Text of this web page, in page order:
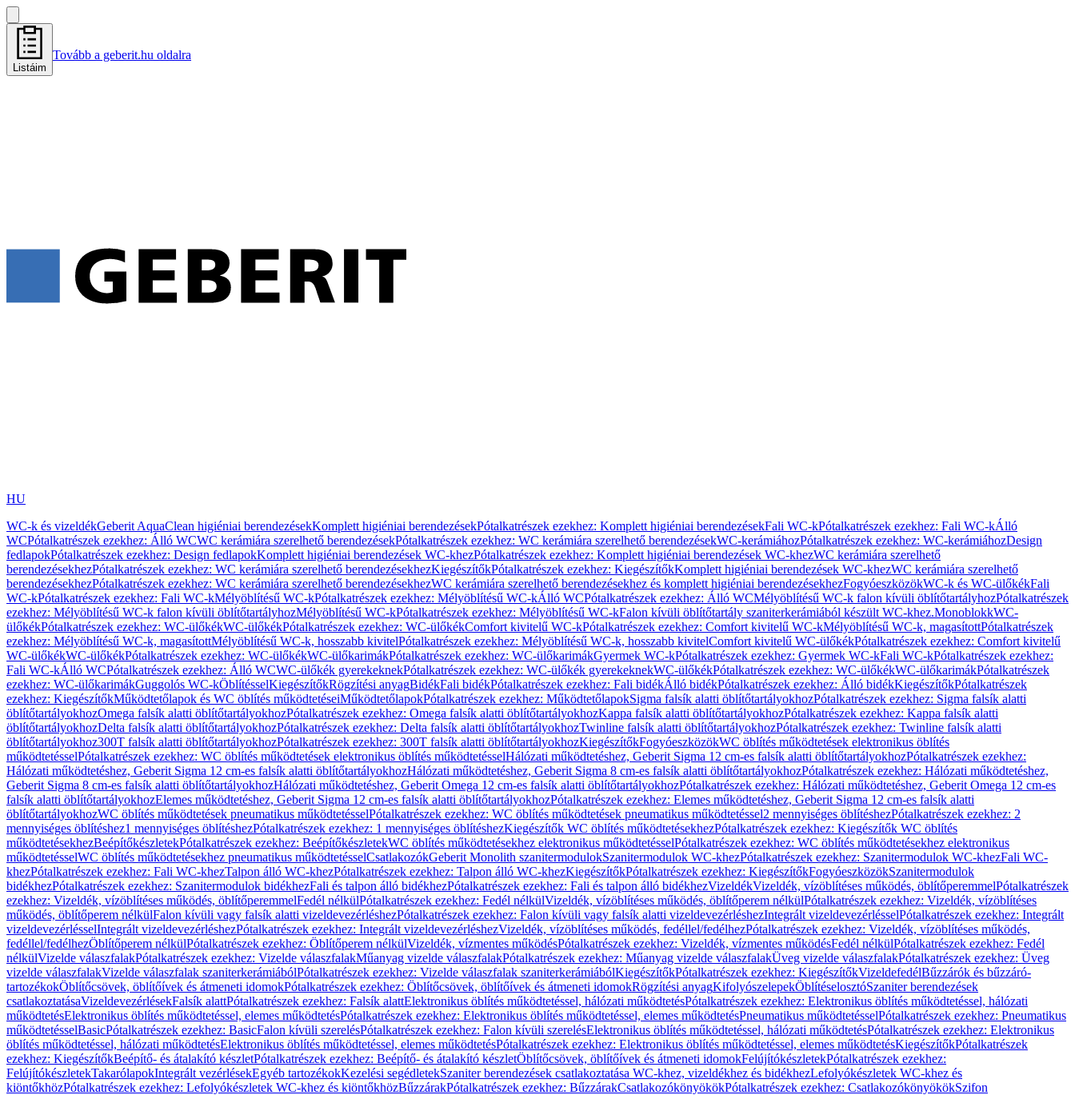
Listáim
Tovább a geberit.hu oldalra
HU
WC-k és vizeldékGeberit AquaClean higiéniai berendezésekKomplett higiéniai berendezésekPótalkatrészek ezekhez: Komplett higiéniai berendezésekFali WC-kPótalkatrészek ezekhez: Fali WC-kÁlló
WCPótalkatrészek ezekhez: Álló WCWC kerámiára szerelhető berendezésekPótalkatrészek ezekhez: WC kerámiára szerelhető berendezésekWC-kerámiáhozPótalkatrészek ezekhez: WC-kerámiáhozDesign
fedlapokPótalkatrészek ezekhez: Design fedlapokKomplett higiéniai berendezések WC-khezPótalkatrészek ezekhez: Komplett higiéniai berendezések WC-khezWC kerámiára szerelhető
berendezésekhezPótalkatrészek ezekhez: WC kerámiára szerelhető berendezésekhezKiegészítőkPótalkatrészek ezekhez: KiegészítőkKomplett higiéniai berendezések WC-khezWC kerámiára szerelhető
berendezésekhezPótalkatrészek ezekhez: WC kerámiára szerelhető berendezésekhezWC kerámiára szerelhető berendezésekhez és komplett higiéniai berendezésekhezFogyóeszközökWC-k és WC-ülőkékFali
WC-kPótalkatrészek ezekhez: Fali WC-kMélyöblítésű WC-kPótalkatrészek ezekhez: Mélyöblítésű WC-kÁlló WCPótalkatrészek ezekhez: Álló WCMélyöblítésű WC-k falon kívüli öblítőtartályhozPótalkatrészek
ezekhez: Mélyöblítésű WC-k falon kívüli öblítőtartályhozMélyöblítésű WC-kPótalkatrészek ezekhez: Mélyöblítésű WC-kFalon kívüli öblítőtartály szaniterkerámiából készült WC-khez.MonoblokkWC-
ülőkékPótalkatrészek ezekhez: WC-ülőkékWC-ülőkékPótalkatrészek ezekhez: WC-ülőkékComfort kivitelű WC-kPótalkatrészek ezekhez: Comfort kivitelű WC-kMélyöblítésű WC-k, magasítottPótalkatrészek
ezekhez: Mélyöblítésű WC-k, magasítottMélyöblítésű WC-k, hosszabb kivitelPótalkatrészek ezekhez: Mélyöblítésű WC-k, hosszabb kivitelComfort kivitelű WC-ülőkékPótalkatrészek ezekhez: Comfort kivitelű
WC-ülőkékWC-ülőkékPótalkatrészek ezekhez: WC-ülőkékWC-ülőkarimákPótalkatrészek ezekhez: WC-ülőkarimákGyermek WC-kPótalkatrészek ezekhez: Gyermek WC-kFali WC-kPótalkatrészek ezekhez:
Fali WC-kÁlló WCPótalkatrészek ezekhez: Álló WCWC-ülőkék gyerekeknekPótalkatrészek ezekhez: WC-ülőkék gyerekeknekWC-ülőkékPótalkatrészek ezekhez: WC-ülőkékWC-ülőkarimákPótalkatrészek
ezekhez: WC-ülőkarimákGuggolós WC-kÖblítésselKiegészítőkRögzítési anyagBidékFali bidékPótalkatrészek ezekhez: Fali bidékÁlló bidékPótalkatrészek ezekhez: Álló bidékKiegészítőkPótalkatrészek
ezekhez: KiegészítőkMűködtetőlapok és WC öblítés működtetéseiMűködtetőlapokPótalkatrészek ezekhez: MűködtetőlapokSigma falsík alatti öblítőtartályokhozPótalkatrészek ezekhez: Sigma falsík alatti
öblítőtartályokhozOmega falsík alatti öblítőtartályokhozPótalkatrészek ezekhez: Omega falsík alatti öblítőtartályokhozKappa falsík alatti öblítőtartályokhozPótalkatrészek ezekhez: Kappa falsík alatti
öblítőtartályokhozDelta falsík alatti öblítőtartályokhozPótalkatrészek ezekhez: Delta falsík alatti öblítőtartályokhozTwinline falsík alatti öblítőtartályokhozPótalkatrészek ezekhez: Twinline falsík alatti
öblítőtartályokhoz300T falsík alatti öblítőtartályokhozPótalkatrészek ezekhez: 300T falsík alatti öblítőtartályokhozKiegészítőkFogyóeszközökWC öblítés működtetések elektronikus öblítés
működtetésselPótalkatrészek ezekhez: WC öblítés működtetések elektronikus öblítés működtetésselHálózati működtetéshez, Geberit Sigma 12 cm-es falsík alatti öblítőtartályokhozPótalkatrészek ezekhez:
Hálózati működtetéshez, Geberit Sigma 12 cm-es falsík alatti öblítőtartályokhozHálózati működtetéshez, Geberit Sigma 8 cm-es falsík alatti öblítőtartályokhozPótalkatrészek ezekhez: Hálózati működtetéshez,
Geberit Sigma 8 cm-es falsík alatti öblítőtartályokhozHálózati működtetéshez, Geberit Omega 12 cm-es falsík alatti öblítőtartályokhozPótalkatrészek ezekhez: Hálózati működtetéshez, Geberit Omega 12 cm-es
falsík alatti öblítőtartályokhozElemes működtetéshez, Geberit Sigma 12 cm-es falsík alatti öblítőtartályokhozPótalkatrészek ezekhez: Elemes működtetéshez, Geberit Sigma 12 cm-es falsík alatti
öblítőtartályokhozWC öblítés működtetések pneumatikus működtetésselPótalkatrészek ezekhez: WC öblítés működtetések pneumatikus működtetéssel2 mennyiséges öblítéshezPótalkatrészek ezekhez: 2
mennyiséges öblítéshez1 mennyiséges öblítéshezPótalkatrészek ezekhez: 1 mennyiséges öblítéshezKiegészítők WC öblítés működtetésekhezPótalkatrészek ezekhez: Kiegészítők WC öblítés
működtetésekhezBeépítőkészletekPótalkatrészek ezekhez: BeépítőkészletekWC öblítés működtetésekhez elektronikus működtetésselPótalkatrészek ezekhez: WC öblítés működtetésekhez elektronikus
működtetésselWC öblítés működtetésekhez pneumatikus működtetésselCsatlakozókGeberit Monolith szanitermodulokSzanitermodulok WC-khezPótalkatrészek ezekhez: Szanitermodulok WC-khezFali WC-
khezPótalkatrészek ezekhez: Fali WC-khezTalpon álló WC-khezPótalkatrészek ezekhez: Talpon álló WC-khezKiegészítőkPótalkatrészek ezekhez: KiegészítőkFogyóeszközökSzanitermodulok
bidékhezPótalkatrészek ezekhez: Szanitermodulok bidékhezFali és talpon álló bidékhezPótalkatrészek ezekhez: Fali és talpon álló bidékhezVizeldékVizeldék, vízöblítéses működés, öblítőperemmelPótalkatrészek
ezekhez: Vizeldék, vízöblítéses működés, öblítőperemmelFedél nélkülPótalkatrészek ezekhez: Fedél nélkülVizeldék, vízöblítéses működés, öblítőperem nélkülPótalkatrészek ezekhez: Vizeldék, vízöblítéses
működés, öblítőperem nélkülFalon kívüli vagy falsík alatti vizeldevezérléshezPótalkatrészek ezekhez: Falon kívüli vagy falsík alatti vizeldevezérléshezIntegrált vizeldevezérlésselPótalkatrészek ezekhez: Integrált
vizeldevezérlésselIntegrált vizeldevezérléshezPótalkatrészek ezekhez: Integrált vizeldevezérléshezVizeldék, vízöblítéses működés, fedéllel/fedélhezPótalkatrészek ezekhez: Vizeldék, vízöblítéses működés,
fedéllel/fedélhezÖblítőperem nélkülPótalkatrészek ezekhez: Öblítőperem nélkülVizeldék, vízmentes működésPótalkatrészek ezekhez: Vizeldék, vízmentes működésFedél nélkülPótalkatrészek ezekhez: Fedél
nélkülVizelde válaszfalakPótalkatrészek ezekhez: Vizelde válaszfalakMűanyag vizelde válaszfalakPótalkatrészek ezekhez: Műanyag vizelde válaszfalakÜveg vizelde válaszfalakPótalkatrészek ezekhez: Üveg
vizelde válaszfalakVizelde válaszfalak szaniterkerámiábólPótalkatrészek ezekhez: Vizelde válaszfalak szaniterkerámiábólKiegészítőkPótalkatrészek ezekhez: KiegészítőkVizeldefedélBűzzárók és bűzzáró-
tartozékokÖblítőcsövek, öblítőívek és átmeneti idomokPótalkatrészek ezekhez: Öblítőcsövek, öblítőívek és átmeneti idomokRögzítési anyagKifolyószelepekÖblítéselosztóSzaniter berendezések
csatlakoztatásaVizeldevezérlésekFalsík alattPótalkatrészek ezekhez: Falsík alattElektronikus öblítés működtetéssel, hálózati működtetésPótalkatrészek ezekhez: Elektronikus öblítés működtetéssel, hálózati
működtetésElektronikus öblítés működtetéssel, elemes működtetésPótalkatrészek ezekhez: Elektronikus öblítés működtetéssel, elemes működtetésPneumatikus működtetésselPótalkatrészek ezekhez: Pneumatikus
működtetésselBasicPótalkatrészek ezekhez: BasicFalon kívüli szerelésPótalkatrészek ezekhez: Falon kívüli szerelésElektronikus öblítés működtetéssel, hálózati működtetésPótalkatrészek ezekhez: Elektronikus
öblítés működtetéssel, hálózati működtetésElektronikus öblítés működtetéssel, elemes működtetésPótalkatrészek ezekhez: Elektronikus öblítés működtetéssel, elemes működtetésKiegészítőkPótalkatrészek
ezekhez: KiegészítőkBeépítő- és átalakító készletPótalkatrészek ezekhez: Beépítő- és átalakító készletÖblítőcsövek, öblítőívek és átmeneti idomokFelújítókészletekPótalkatrészek ezekhez:
FelújítókészletekTakarólapokIntegrált vezérlésekEgyéb tartozékokKezelési segédletekSzaniter berendezések csatlakoztatása WC-khez, vizeldékhez és bidékhezLefolyókészletek WC-khez és
kiöntőkhözPótalkatrészek ezekhez: Lefolyókészletek WC-khez és kiöntőkhözBűzzárakPótalkatrészek ezekhez: BűzzárakCsatlakozókönyökökPótalkatrészek ezekhez: CsatlakozókönyökökSzifon